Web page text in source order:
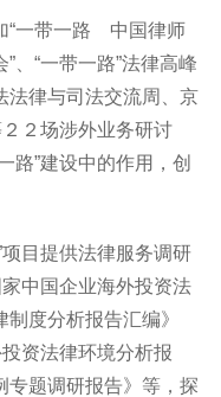
“一带一路 中国律师
“一带一路”法律高峰
法律与司法交流周、京
２场涉外业务研讨
路”建设中的作用，创
目提供法律服务调研
中国企业海外投资法
度分析报告汇编》
投资法律环境分析报
专题调研报告》等，探